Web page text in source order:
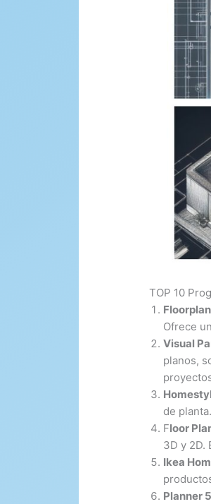
TOP 10
Ofrece
Visual
planos,
de
Floor
3D y 2D.
Ikea
Planner